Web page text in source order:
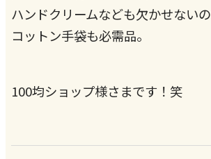
ハンドクリームなども欠かせない
コットン手袋も必需品。
100均ショップ様さまです！笑